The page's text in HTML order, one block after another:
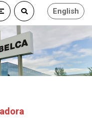
English